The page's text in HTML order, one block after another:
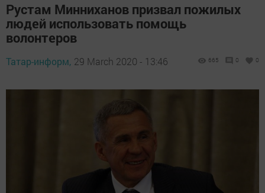
Рустам Минниханов призвал пожилых
людей использовать помощь
волонтеров
Татар-информ, 29 March 2020 - 13:46 665 0 0